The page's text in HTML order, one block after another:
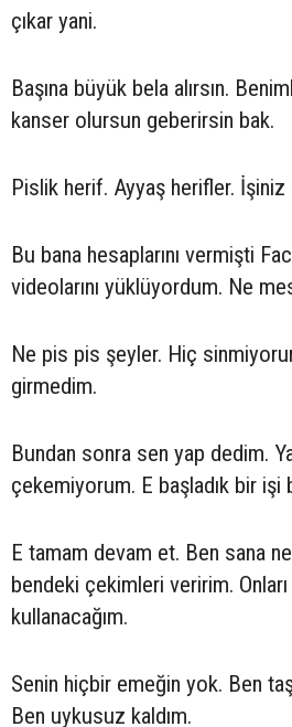
çıkar yani.
Başına büyük bela alırsın.
kanser olursun geberirsin bak.
Pislik herif. Ayyaş herifler. İşiniz
Bu bana hesaplarını vermişti
videolarını yüklüyordum. Ne
Ne pis pis şeyler. Hiç
girmedim.
Bundan sonra sen yap dedim.
çekemiyorum. E başladık bir işi
E tamam devam et. Ben sana
bendeki çekimleri veririm.
kullanacağım.
Senin hiçbir emeğin yok. Ben
Ben uykusuz kaldım.